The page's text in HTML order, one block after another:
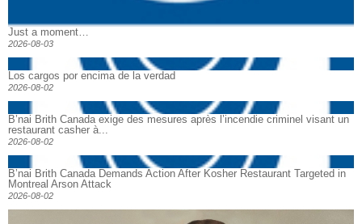
Just a moment…
2026-08-03
Los cargos por encima de la verdad
2026-08-02
B’nai Brith Canada exige des mesures après l’incendie criminel visant un
restaurant casher à...
2026-08-02
B’nai Brith Canada Demands Action After Kosher Restaurant Targeted in
Montreal Arson Attack
2026-08-02